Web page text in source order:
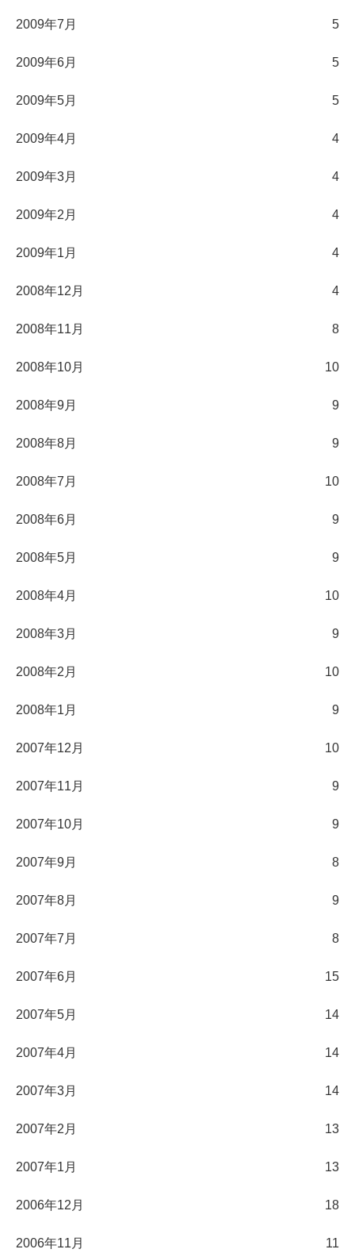
2009年7月 5
2009年6月 5
2009年5月 5
2009年4月 4
2009年3月 4
2009年2月 4
2009年1月 4
2008年12月 4
2008年11月 8
2008年10月 10
2008年9月 9
2008年8月 9
2008年7月 10
2008年6月 9
2008年5月 9
2008年4月 10
2008年3月 9
2008年2月 10
2008年1月 9
2007年12月 10
2007年11月 9
2007年10月 9
2007年9月 8
2007年8月 9
2007年7月 8
2007年6月 15
2007年5月 14
2007年4月 14
2007年3月 14
2007年2月 13
2007年1月 13
2006年12月 18
2006年11月 11